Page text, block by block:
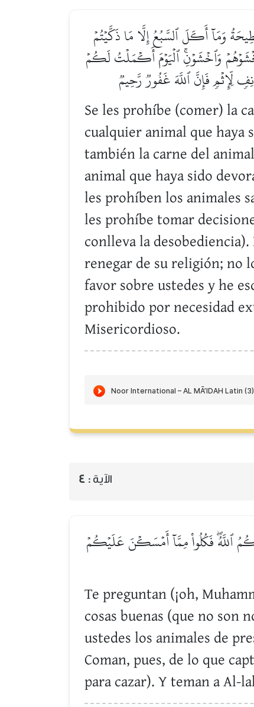
وَمَآ أَكَلَ ٱلسَّبُعُ إِلَّا مَا ذَكَّيۡتُمۡ
وَٱخۡشَوۡنِۚ ٱلۡيَوۡمَ أَكۡمَلۡتُ لَكُمۡ
فَإِنَّ ٱللَّهَ غَفُورٞ رَّحِيمٞ
Se les prohíbe (comer) la
cualquier animal que haya
también la carne del
animal que haya sido
les prohíben los animales
les prohíbe tomar
conlleva la
renegar de su religión; no
favor sobre ustedes y he
prohibido por necesidad
Misericordioso.
الآية : 4
ٱللَّهُۖ فَكُلُواْ مِمَّآ أَمۡسَكۡنَ عَلَيۡكُمۡ
Te preguntan (¡oh,
cosas buenas (que no son
ustedes los animales de
Coman, pues, de lo que
para cazar). Y teman a Al-